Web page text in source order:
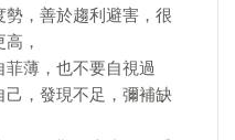
，善於趨利避害，很
，
薄，也不要自視過
，發現不足，彌補缺